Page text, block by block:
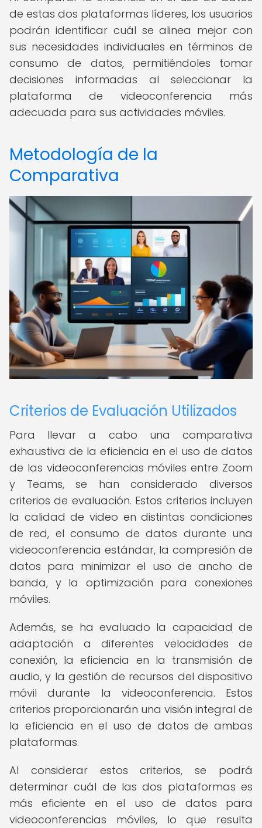
de estas dos plataformas líderes, los usuarios
podrán identificar cuál se alinea mejor con
sus necesidades individuales en términos de
consumo de datos, permitiéndoles tomar
decisiones informadas al seleccionar la
plataforma de videoconferencia más
adecuada para sus actividades móviles.
Metodología de la
Comparativa
Criterios de Evaluación Utilizados
Para llevar a cabo una comparativa
exhaustiva de la eficiencia en el uso de datos
de las videoconferencias móviles entre Zoom
y Teams, se han considerado diversos
criterios de evaluación. Estos criterios incluyen
la calidad de video en distintas condiciones
de red, el consumo de datos durante una
videoconferencia estándar, la compresión de
datos para minimizar el uso de ancho de
banda, y la optimización para conexiones
móviles.
Además, se ha evaluado la capacidad de
adaptación a diferentes velocidades de
conexión, la eficiencia en la transmisión de
audio, y la gestión de recursos del dispositivo
móvil durante la videoconferencia. Estos
criterios proporcionarán una visión integral de
la eficiencia en el uso de datos de ambas
plataformas.
Al considerar estos criterios, se podrá
determinar cuál de las dos plataformas es
más eficiente en el uso de datos para
videoconferencias móviles, lo que resulta